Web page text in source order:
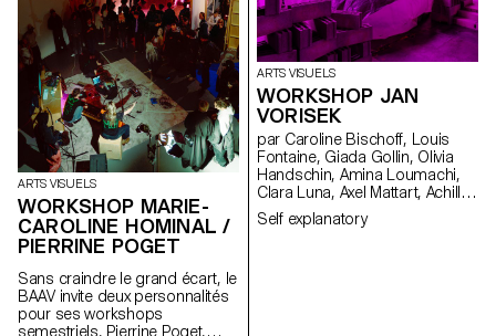
ARTS VISUELS
WORKSHOP MARIE-
CAROLINE HOMINAL /
PIERRINE POGET
Sans craindre le grand écart, le
BAAV invite deux personnalités
pour ses workshops
semestriels, Pierrine Poget,
ARTS VISUELS
WORKSHOP JAN
VORISEK
par Caroline Bischoff, Louis
Fontaine, Giada Gollin, Olivia
Handschin, Amina Loumachi,
Clara Luna, Axel Mattart, Achille
Meier, Charlie Schär, Jamie
Soria, Nayla Younes, Mayalène
Self explanatory